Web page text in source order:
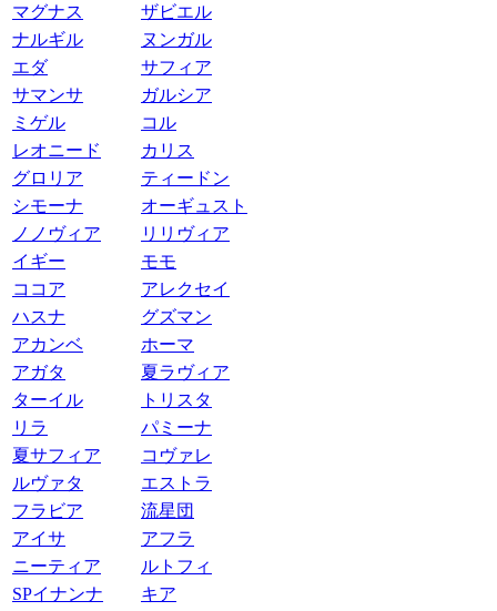
マグナス
ザビエル
ナルギル
ヌンガル
エダ
サフィア
サマンサ
ガルシア
ミゲル
コル
レオニード
カリス
グロリア
ティードン
シモーナ
オーギュスト
ノノヴィア
リリヴィア
イギー
モモ
ココア
アレクセイ
ハスナ
グズマン
アカンベ
ホーマ
アガタ
夏ラヴィア
ターイル
トリスタ
リラ
パミーナ
夏サフィア
コヴァレ
ルヴァタ
エストラ
フラビア
流星団
アイサ
アフラ
ニーティア
ルトフィ
SPイナンナ
キア